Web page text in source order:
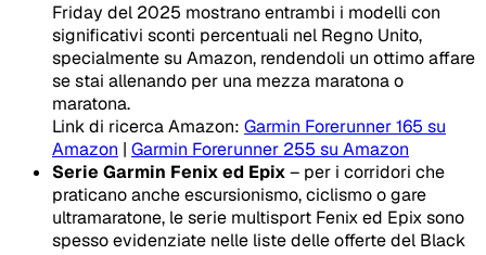
Friday del 2025 mostrano entrambi i modelli con
significativi sconti percentuali nel Regno Unito,
specialmente su Amazon, rendendoli un ottimo affare
se stai allenando per una mezza maratona o
maratona.
Link di ricerca Amazon: Garmin Forerunner 165 su
Amazon | Garmin Forerunner 255 su Amazon
Serie Garmin Fenix ed Epix– per i corridori che
praticano anche escursionismo, ciclismo o gare
ultramaratone, le serie multisport Fenix ed Epix sono
spesso evidenziate nelle liste delle offerte del Black